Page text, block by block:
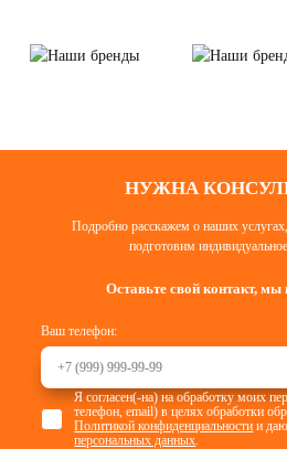
НУЖНА
Подробно расскажем о наших
подготовим
Оставьте свой контакт, мы
Ваш телефон:
Я согласен(-на) на обработку моих
телефон, email) в целях обработки
Политикой конфиденциальности и
персональных данных